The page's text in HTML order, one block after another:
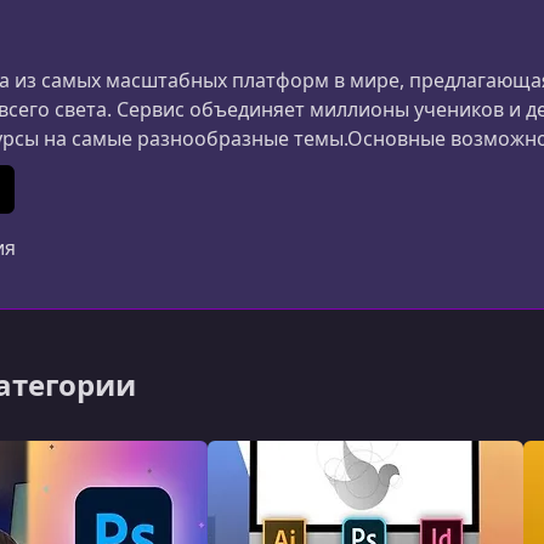
из самых масштабных платформ в мире,
света. Сервис объединяет миллионы учеников и
на самые разнообразные темы.Основные
и дизайна до маркетинга, психологии и личной
создаются специалистами из разных